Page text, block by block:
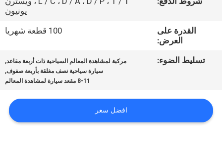
أخبار
خريطة
سياسة
الخصوصية
يونيون
القدرة على
العرض:
100 قطعة شهريا
تسليط الضوء: مركبة لمشاهدة المعالم السياحية ذات أربعة مقاعد,
سيارة سياحية نصف مغلقة بأربعة صفوف,
8-11 مقعد سيارة لمشاهدة المعالم
افضل سعر